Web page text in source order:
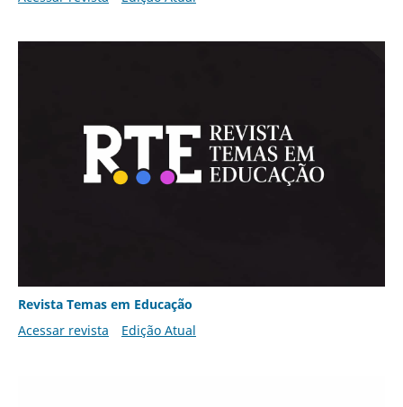
Revista Temas em Educação
Acessar revista
Edição Atual